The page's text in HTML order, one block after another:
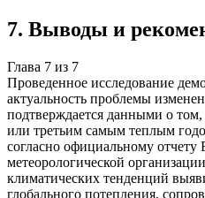
7. Выводы и
Глава 7 из 7
Проведенное исследование
актуальность проблемы
подтверждается данными о
или третьим самым теплым
согласно официальному отчету
метеорологической
климатических тенденций
глобального потепления,